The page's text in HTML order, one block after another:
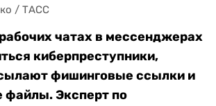
/ ТАСС
чатах в мессенджерах
киберпреступники,
фишинговые ссылки и
файлы. Эксперт по